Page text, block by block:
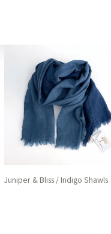
Juniper & Bliss / Indigo Shawls